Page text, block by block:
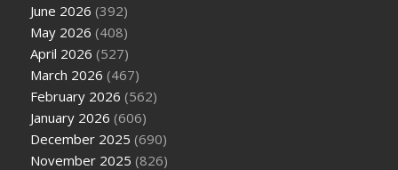
June 2026 (392)
May 2026 (408)
April 2026 (527)
March 2026 (467)
February 2026 (562)
January 2026 (606)
December 2025 (690)
November 2025 (826)